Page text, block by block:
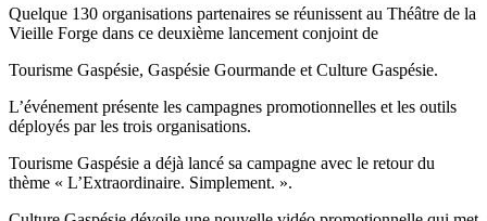
Quelque 130 organisations partenaires se réunissent au Théâtre de la
Vieille Forge dans ce deuxième lancement conjoint de
Tourisme Gaspésie, Gaspésie Gourmande et Culture Gaspésie.
L’événement présente les campagnes promotionnelles et les outils
déployés par les trois organisations.
Tourisme Gaspésie a déjà lancé sa campagne avec le retour du
thème « L’Extraordinaire. Simplement. ».